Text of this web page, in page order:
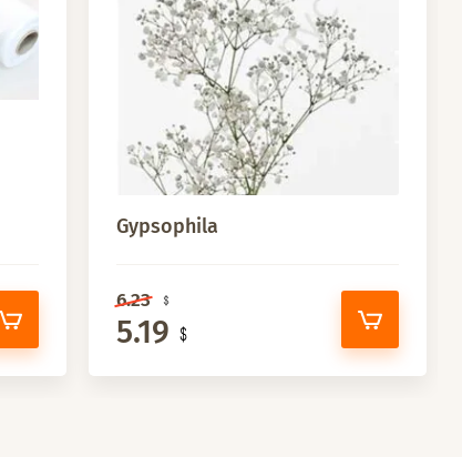
Gypsophila
6.23
5.19